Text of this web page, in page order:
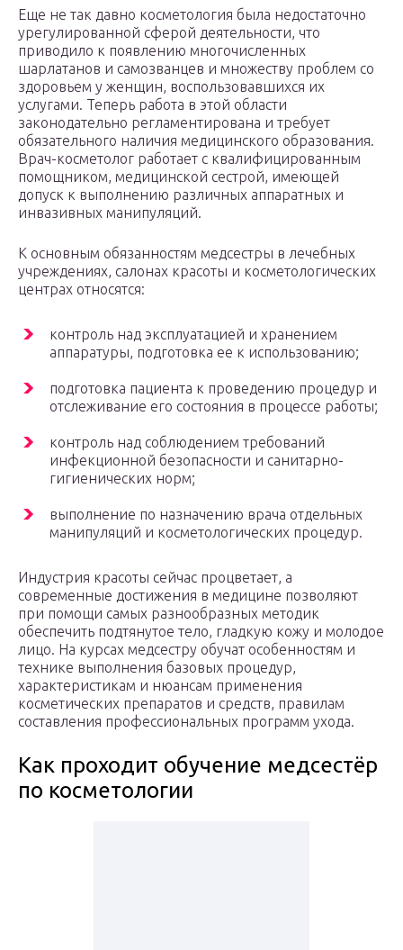
Еще не так давно косметология была недостаточно
урегулированной сферой деятельности, что
приводило к появлению многочисленных
шарлатанов и самозванцев и множеству проблем со
здоровьем у женщин, воспользовавшихся их
услугами. Теперь работа в этой области
законодательно регламентирована и требует
обязательного наличия медицинского образования.
Врач-косметолог работает с квалифицированным
помощником, медицинской сестрой, имеющей
допуск к выполнению различных аппаратных и
инвазивных манипуляций.
К основным обязанностям медсестры в лечебных
учреждениях, салонах красоты и косметологических
центрах относятся:
контроль над эксплуатацией и хранением
аппаратуры, подготовка ее к использованию;
подготовка пациента к проведению процедур и
отслеживание его состояния в процессе работы;
контроль над соблюдением требований
инфекционной безопасности и санитарно-
гигиенических норм;
выполнение по назначению врача отдельных
манипуляций и косметологических процедур.
Индустрия красоты сейчас процветает, а
современные достижения в медицине позволяют
при помощи самых разнообразных методик
обеспечить подтянутое тело, гладкую кожу и молодое
лицо. На курсах медсестру обучат особенностям и
технике выполнения базовых процедур,
характеристикам и нюансам применения
косметических препаратов и средств, правилам
составления профессиональных программ ухода.
Как проходит обучение медсестёр
по косметологии